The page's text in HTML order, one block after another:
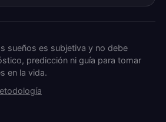
sueños es subjetiva y no debe
predicción ni guía para tomar
en la vida.